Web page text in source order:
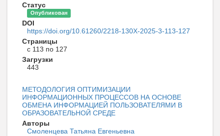
Статус
Опубликован
DOI
https://doi.org/10.61260/2218-130X-2025-3-113-127
Страницы
с 113 по 127
Загрузки
443
МЕТОДОЛОГИЯ ОПТИМИЗАЦИИ
ИНФОРМАЦИОННЫХ ПРОЦЕССОВ НА ОСНОВЕ
ОБМЕНА ИНФОРМАЦИЕЙ ПОЛЬЗОВАТЕЛЯМИ В
ОБРАЗОВАТЕЛЬНОЙ СРЕДЕ
Авторы
Смоленцева Татьяна Евгеньевна